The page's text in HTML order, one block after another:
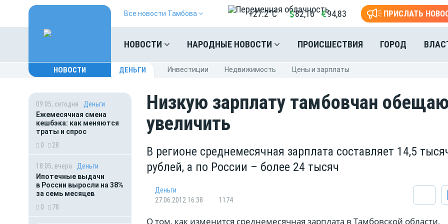
Все новости Тамбова +27.2°C 82,16 94,83 ПРИСЛАТЬ
НОВОСТИ НАРОДНЫЕ НОВОСТИ ПРОИСШЕСТВИЯ ГОРОД
НОВОСТИ ДЕНЬГИ Инвестиции Недвижимость Цены и зарплаты
09:05, сегодня
Деньги
Ежемесячная смена
кешбэка: как меняются
траты и спрос
0
28
18:05, вчера
Деньги
Ипотечные выдачи
в России выросли на 38%
за семь месяцев
0
78
Низкую зарплату тамбовчан
увеличить
В регионе среднемесячная зарплата составляет 14,5
рублей, а по России – более 24 тысяч
Деньги
27.06.2012 16:38
1174
О том, как изменится среднемесячная зарплата в Тамбовской области,